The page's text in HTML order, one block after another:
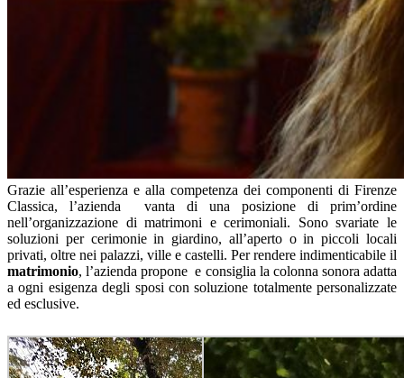
Grazie all’esperienza e alla competenza dei componenti di Firenze
Classica, l’azienda vanta di una posizione di prim’ordine
nell’organizzazione di matrimoni e cerimoniali. Sono svariate le
soluzioni per cerimonie in giardino, all’aperto o in piccoli locali
privati, oltre nei palazzi, ville e castelli. Per rendere indimenticabile il
matrimonio, l’azienda propone e consiglia la colonna sonora adatta
a ogni esigenza degli sposi con soluzione totalmente personalizzate
ed esclusive.